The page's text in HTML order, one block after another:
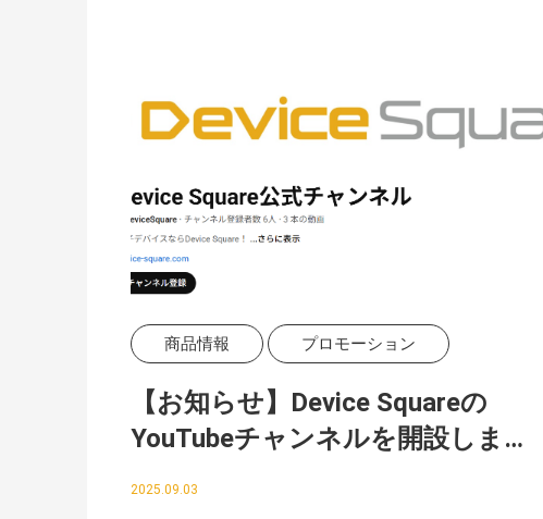
商品情報 プロモーション
【お知らせ】Device Squareの
YouTubeチャンネルを開設しまし
2025.09.03